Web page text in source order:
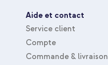
Aide et contact
Service client
Compte
Commande & livraison